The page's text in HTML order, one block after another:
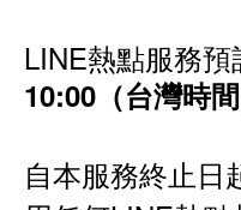
LINE熱點服務預
10:00（台灣時間
自本服務終止日